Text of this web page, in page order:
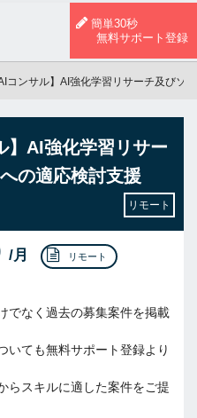
簡単30秒
無料サポート登録
AIコンサル】AI強化学習リサーチ及びソ
】AI強化学習リサー
の適応検討支援
リモート
/月 リモート
でなく過去の募集案件を掲載
ても無料サポート登録より
らスキルに適した案件をご提